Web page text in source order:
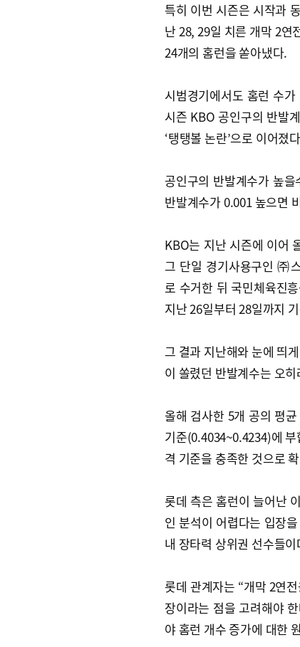
특히 이번 시즌은 시작과
난 28, 29일 치른 개막 2연
24개의 홈런을 쏟아냈다.
시범경기에서도 홈런 수
시즌 KBO 공인구의 반발
‘탱탱볼 논란’으로 이어졌
공인구의 반발계수가 높
반발계수가 0.001 높으면
KBO는 지난 시즌에 이어
그 단일 경기사용구인 ㈜
로 수거한 뒤 국민체육진
지난 26일부터 28일까지
그 결과 지난해와 눈에 띄
이 쏠렸던 반발계수는 오
올해 검사한 5개 공의 평
기준(0.4034~0.4234)에
격 기준을 충족한 것으로
롯데 측은 홈런이 늘어난
인 분석이 어렵다는 입장
내 장타력 상위권 선수들이
롯데 관계자는 “개막 2연
장이라는 점을 고려해야
야 홈런 개수 증가에 대한